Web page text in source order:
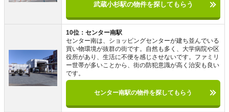
武蔵小杉駅の物件を探してもらう
10位：センター南駅
センター南は、ショッピングセンターが建ち並んでいる
買い物環境が抜群の街です。自然も多く、大学病院や区
役所があり、生活に不便を感じさせないです。ファミリ
ー世帯が多いことから、街の防犯意識が高く治安も良い
です。
センター南駅の物件を探してもらう